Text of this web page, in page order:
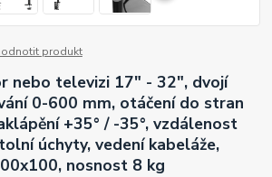
produkt
nebo televizi 17" - 32", dvojí
0-600 mm, otáčení do stran
+35° / -35°, vzdálenost
úchyty, vedení kabeláže,
nosnost 8 kg